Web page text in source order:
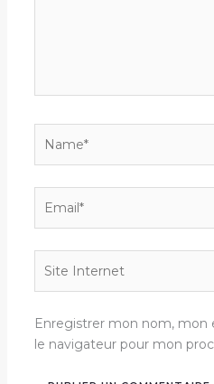
Internet
Enregistrer mon nom, mon
le navigateur pour mon